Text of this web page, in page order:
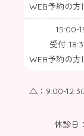
WEB予約の方
15:00-
受付
WEB予約の方
△：9:00-
休診日